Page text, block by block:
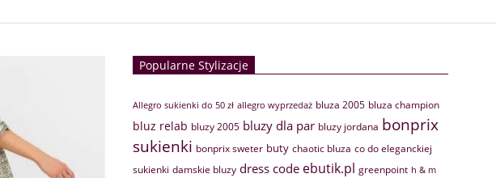
Popularne Stylizacje
Allegro sukienki do 50 zł allegro wyprzedaż bluza 2005 bluza champion
bluz relab bluzy 2005 bluzy dla par bluzy jordana bonprix
sukienki bonprix sweter buty chaotic bluza co do eleganckiej
sukienki damskie bluzy dress code ebutik.pl greenpoint h & m